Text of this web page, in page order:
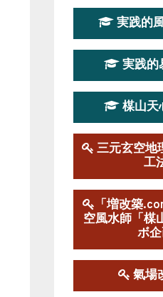
学講座』
2026-08-22～
この講座はただ
第19期立命
命学講座
2026-03-20～
第１９期立
学講座
2025-09-13～
この講座の募集
陰宅三元玄
2025-06-07～
この講座の募集
実践的
実践的
楳山天
三元玄空地
工
「増改築
空風水師「楳
ボ
氣場